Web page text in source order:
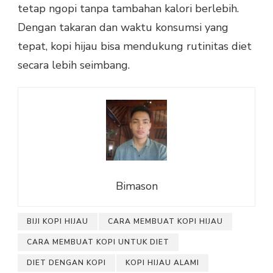
tetap ngopi tanpa tambahan kalori berlebih.
Dengan takaran dan waktu konsumsi yang
tepat, kopi hijau bisa mendukung rutinitas diet
secara lebih seimbang.
Bimason
BIJI KOPI HIJAU CARA MEMBUAT KOPI HIJAU
CARA MEMBUAT KOPI UNTUK DIET
DIET DENGAN KOPI KOPI HIJAU ALAMI